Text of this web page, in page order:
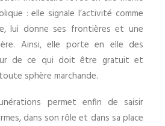
: elle signale l’activité comme
lui donne ses frontières et une
Ainsi, elle porte en elle des
de ce qui doit être gratuit et
sphère marchande.
permet enfin de saisir
dans son rôle et dans sa place